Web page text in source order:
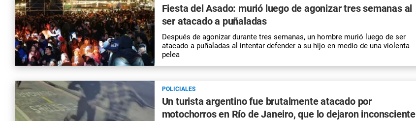
Fiesta del Asado: murió luego de agonizar tres semanas al
ser atacado a puñaladas
Después de agonizar durante tres semanas, un hombre murió luego de ser
atacado a puñaladas al intentar defender a su hijo en medio de una violenta
pelea
POLICIALES
Un turista argentino fue brutalmente atacado por
motochorros en Río de Janeiro, que lo dejaron inconsciente